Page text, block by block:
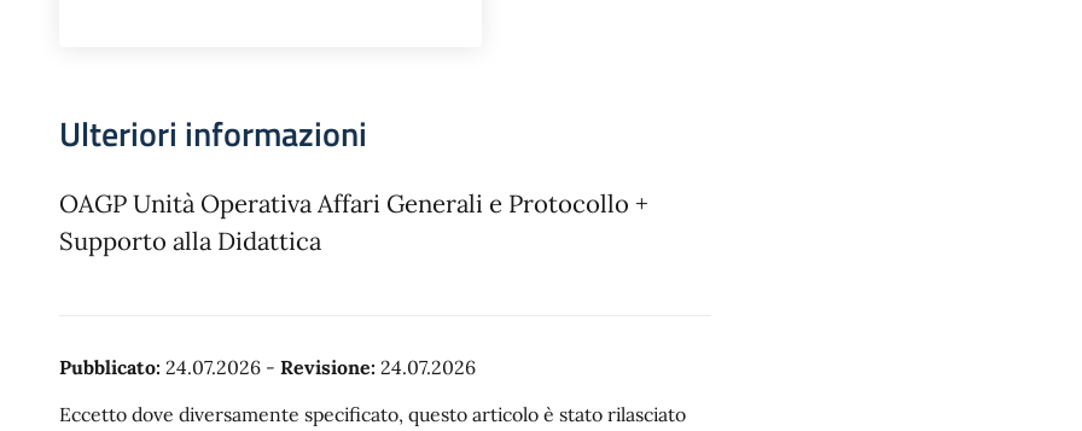
Ulteriori informazioni
OAGP Unità Operativa Affari Generali e Protocollo +
Supporto alla Didattica
Pubblicato: 24.07.2026 - Revisione: 24.07.2026
Eccetto dove diversamente specificato, questo articolo è stato rilasciato